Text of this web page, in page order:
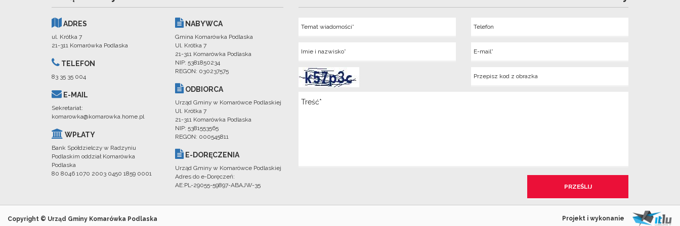
ADRES
ul. Krótka 7
21-311 Komarówka Podlaska
TELEFON
83 35 35 004
E-MAIL
Sekretariat:
komarowka@komarowka.home.pl
WPŁATY
Bank Spółdzielczy w Radzyniu
Podlaskim oddział Komarówka
Podlaska
80 8046 1070 2003 0450 1859 0001
NABYWCA
Gmina Komarówka Podlaska
Ul. Krótka 7
21-311 Komarówka Podlaska
NIP: 5381850234
REGON: 030237575
ODBIORCA
Urząd Gminy w Komarówce Podlaskiej
Ul. Krótka 7
21-311 Komarówka Podlaska
NIP: 5381553565
REGON: 000545811
E-DORĘCZENIA
Urząd Gminy w Komarówce Podlaskiej
Adres do e-Doręczeń:
AE:PL-29055-59897-ABAJW-35
Copyright © Urząd Gminy Komarówka Podlaska Projekt i wykonanie